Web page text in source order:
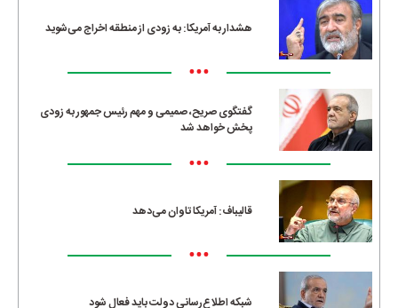
هشدار به آمریکا: به زودی از منطقه اخراج می‌شوید
•••
گفتگوی صریح، صمیمی و مهم رئیس جمهور به زودی
پخش خواهد شد
•••
قالیباف: آمریکا تاوان می‌دهد
•••
شبکه اطلاع‌رسانی دولت باید فعال شود